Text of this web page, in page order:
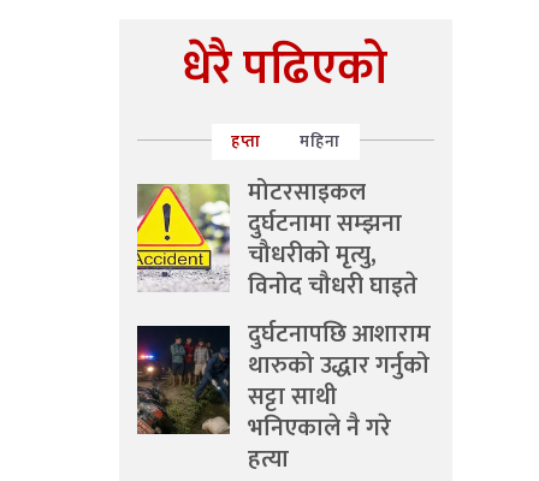
धेरै पढिएको
हप्ता महिना
मोटरसाइकल
दुर्घटनामा सम्झना
चौधरीको मृत्यु,
विनोद चौधरी घाइते
दुर्घटनापछि आशाराम
थारुको उद्धार गर्नुको
सट्टा साथी
भनिएकाले नै गरे
हत्या